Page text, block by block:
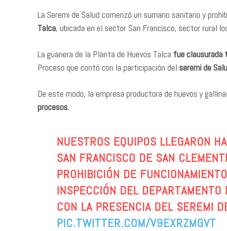
La Seremi de Salud comenzó un sumario sanitario y
Talca, ubicada en el sector San Francisco, sector rural
La guanera de la Planta de Huevos Talca fue clausurada
Proceso que contó con la participación del seremi de
De este modo, la empresa productora de huevos y
procesos.
NUESTROS EQUIPOS LLEGARON
SAN FRANCISCO DE SAN
PROHIBICIÓN DE
INSPECCIÓN DEL
CON LA PRESENCIA DEL SEREMI
PIC.TWITTER.COM/V9EXRZMGVT